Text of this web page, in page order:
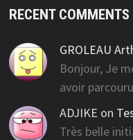
RECENT COMMENTS
GROLEAU
Bonjour, Je
avoir
ADJIKE on
Très belle